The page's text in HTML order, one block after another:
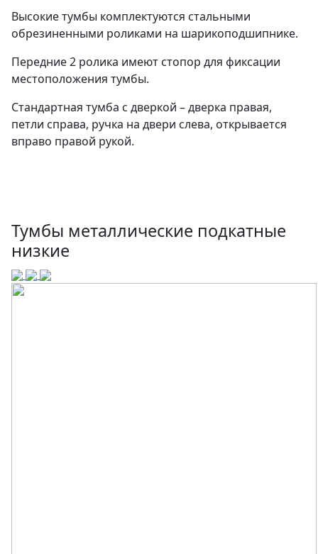
Высокие тумбы комплектуются стальными
обрезиненными роликами на шарикоподшипнике.
Передние 2 ролика имеют стопор для фиксации
местоположения тумбы.
Стандартная тумба с дверкой – дверка правая,
петли справа, ручка на двери слева, открывается
вправо правой рукой.
Тумбы металлические подкатные
низкие